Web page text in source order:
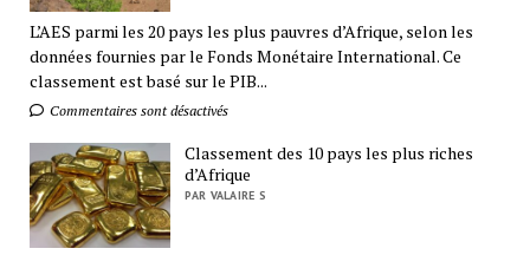
L’AES parmi les 20 pays les plus pauvres d’Afrique, selon les
données fournies par le Fonds Monétaire International. Ce
classement est basé sur le PIB...
Commentaires sont désactivés
Classement des 10 pays les plus riches
d’Afrique
PAR VALAIRE S